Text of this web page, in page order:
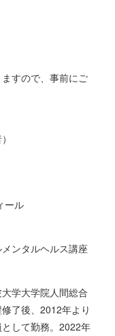
すので、事前にご
ール
ンタルヘルス講座
学大学院人間総合
了後、2012年より
して勤務。2022年